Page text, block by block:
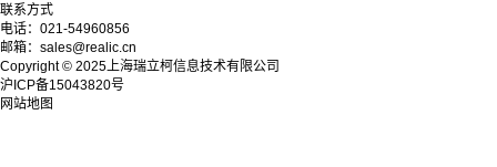
联系方式
电话：021-54960856
邮箱：sales@realic.cn
Copyright © 2025上海瑞立柯信息技术有限公司
沪ICP备15043820号
网站地图